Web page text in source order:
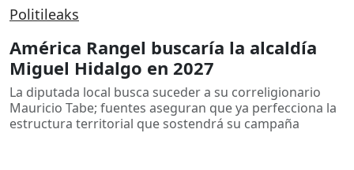
Politileaks
América Rangel buscaría la alcaldía
Miguel Hidalgo en 2027
La diputada local busca suceder a su correligionario
Mauricio Tabe; fuentes aseguran que ya perfecciona la
estructura territorial que sostendrá su campaña